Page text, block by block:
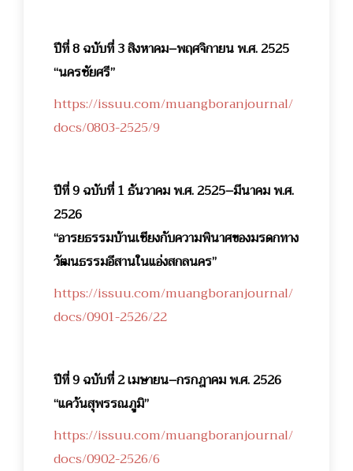
ปีที่ 8 ฉบับที่ 3 สิงหาคม–พฤศจิกายน พ.ศ. 2525
“นครชัยศรี”
https://issuu.com/muangboranjournal/
docs/0803-2525/9
ปีที่ 9 ฉบับที่ 1 ธันวาคม พ.ศ. 2525–มีนาคม พ.ศ.
2526
“อารยธรรมบ้านเชียงกับความพินาศของมรดกทาง
วัฒนธรรมอีสานในแอ่งสกลนคร”
https://issuu.com/muangboranjournal/
docs/0901-2526/22
ปีที่ 9 ฉบับที่ 2 เมษายน–กรกฎาคม พ.ศ. 2526
“แคว้นสุพรรณภูมิ”
https://issuu.com/muangboranjournal/
docs/0902-2526/6